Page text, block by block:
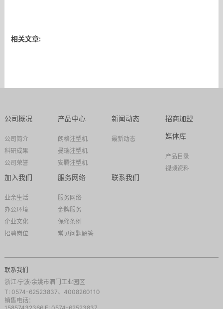
相关文章:
公司概况
公司简介
科研成果
公司荣誉
产品中心
朗格注塑机
曼瑞注塑机
安腾注塑机
新闻动态
最新动态
招商加盟
媒体库
产品目录
视频资料
加入我们
业余生活
办公环境
企业文化
招聘岗位
服务网络
服务网络
金牌服务
保修条例
常见问题解答
联系我们
联系我们
浙江·宁波·余姚市泗门工业园区
T: 0574-62523837、4008260110
销售电话：